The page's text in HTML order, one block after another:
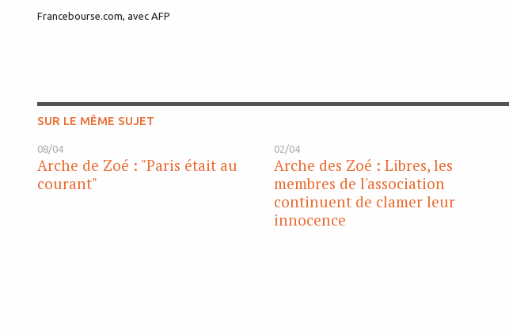
Francebourse.com, avec AFP
SUR LE MÊME SUJET
08/04
Arche de Zoé : "Paris était au
courant"
02/04
Arche des Zoé : Libres, les
membres de l'association
continuent de clamer leur
innocence